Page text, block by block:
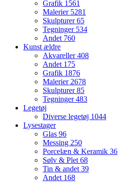
Grafik 1561
Malerier 5281
Skulpturer65
Tegninger 534
Andet 760
Kunst ældre
Akvareller408
Andet 175
Grafik 1876
Malerier2678
Skulpturer85
Tegninger483
Legetøj
Diverse legetøj 1044
Lysestager
Glas 96
Messing 250
Porcelæn & Keramik 36
Sølv & Plet68
Tin & andet39
Andet 168